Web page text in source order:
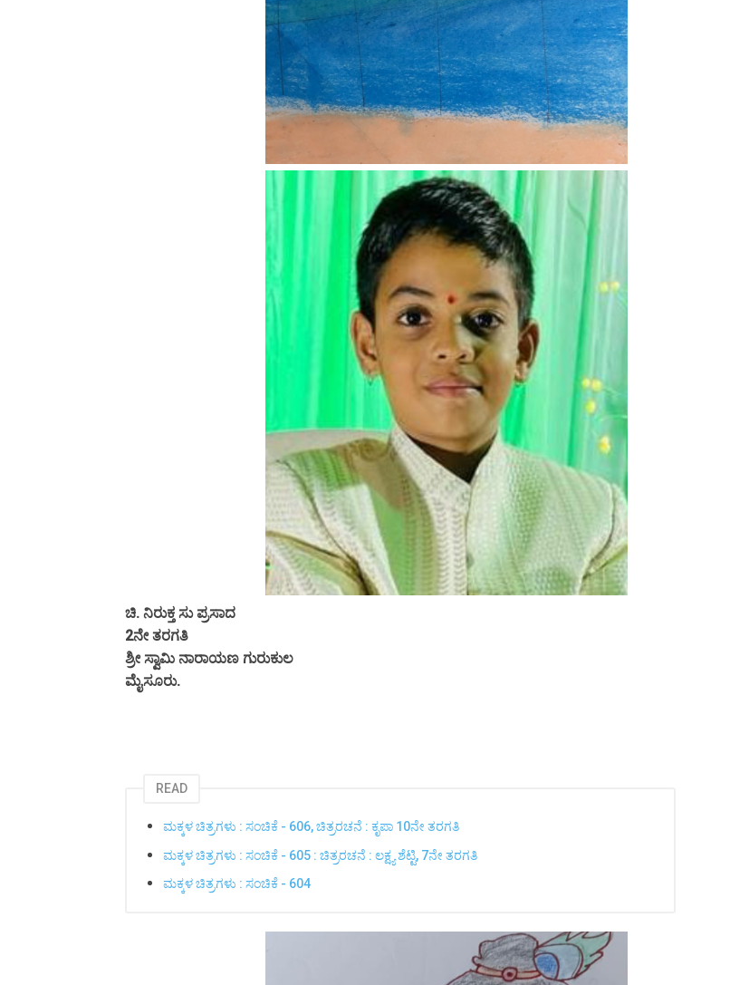
ಚಿ. ನಿರುಕ್ತ ಸು ಪ್ರಸಾದ
2ನೇ ತರಗತಿ
ಶ್ರೀ ಸ್ವಾಮಿ ನಾರಾಯಣ ಗುರುಕುಲ
ಮೈಸೂರು.
READ
ಮಕ್ಕಳ ಚಿತ್ರಗಳು : ಸಂಚಿಕೆ - 606, ಚಿತ್ರರಚನೆ : ಕೃಪಾ 10ನೇ ತರಗತಿ
ಮಕ್ಕಳ ಚಿತ್ರಗಳು : ಸಂಚಿಕೆ - 605 : ಚಿತ್ರರಚನೆ : ಲಕ್ಷ್ಯ ಶೆಟ್ಟಿ, 7ನೇ ತರಗತಿ
ಮಕ್ಕಳ ಚಿತ್ರಗಳು : ಸಂಚಿಕೆ - 604